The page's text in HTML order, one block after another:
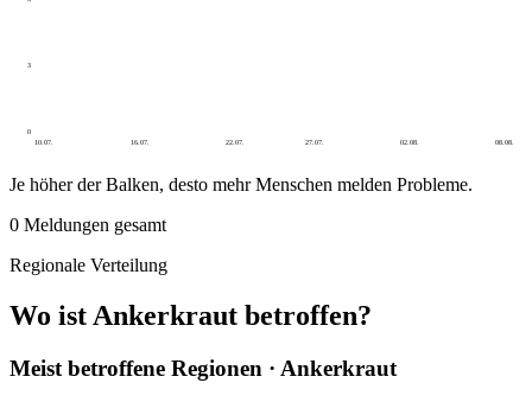
0
3
10.07. 16.07. 22.07. 27.07. 02.08. 08.08.
Je höher der Balken, desto mehr Menschen melden Probleme.
0 Meldungen gesamt
Regionale Verteilung
Wo ist Ankerkraut betroffen?
Meist betroffene Regionen · Ankerkraut